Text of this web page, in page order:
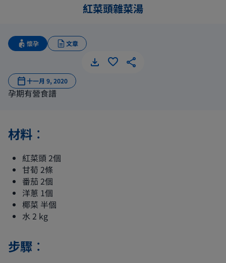
紅菜頭雜菜湯
懷孕 文章
十一月 9, 2020
孕期有營食譜
材料︰
紅菜頭 2個
甘荀 2條
番茄 2個
洋蔥 1個
椰菜 半個
水 2 kg
步驟︰